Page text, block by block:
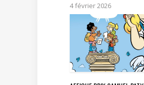
4 février 2026